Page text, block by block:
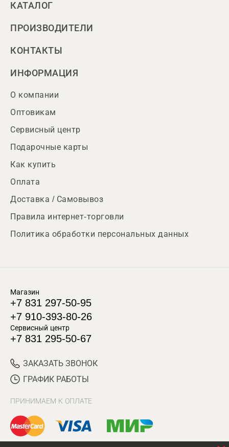
КАТАЛОГ
ПРОИЗВОДИТЕЛИ
КОНТАКТЫ
ИНФОРМАЦИЯ
О компании
Оптовикам
Сервисный центр
Подарочные карты
Как купить
Оплата
Доставка / Самовывоз
Правила интернет-торговли
Политика обработки персональных данных
Магазин
+7 831 297-50-95
+7 910-393-80-26
Сервисный центр
+7 831 295-50-67
ЗАКАЗАТЬ ЗВОНОК
ГРАФИК РАБОТЫ
ПРИНИМАЕМ К ОПЛАТЕ